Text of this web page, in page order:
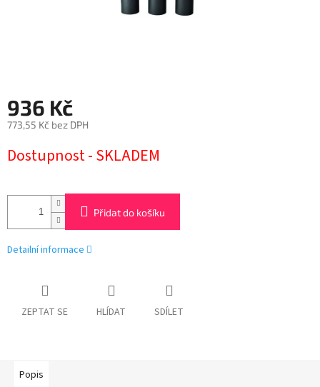
936 Kč
773,55 Kč bez DPH
cena:
Dostupnost - SKLADEM
Přidat do košíku
Detailní informace
ZEPTAT SE HLÍDAT SDÍLET
Popis